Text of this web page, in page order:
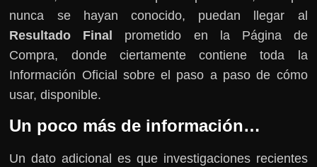
nunca se hayan conocido, puedan llegar al
Resultado Final
prometido en la Página de
Compra, donde ciertamente contiene toda la
Información Oficial sobre el paso a paso de cómo
usar, disponible.
Un poco más de información…
Un dato adicional es que investigaciones recientes